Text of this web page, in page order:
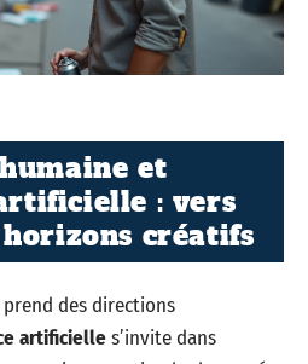
et
: vers
créatifs
prend des directions
artificielles’invite dans